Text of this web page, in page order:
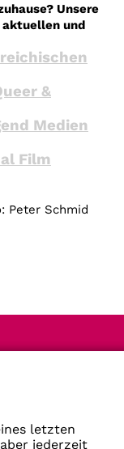
letzten
jederzeit
Unsere
und
&
Medien
Film
Peter Schmid